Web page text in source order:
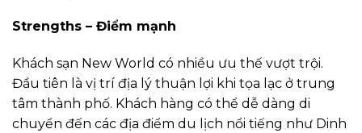
Strengths – Điểm mạnh
Khách sạn New World có nhiều ưu thế vượt trội.
Đầu tiên là vị trí địa lý thuận lợi khi tọa lạc ở trung
tâm thành phố. Khách hàng có thể dễ dàng di
chuyển đến các địa điểm du lịch nổi tiếng như Dinh